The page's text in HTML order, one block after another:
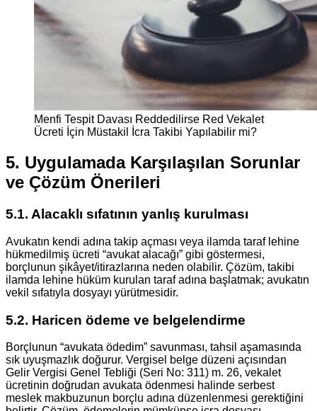
Menfi Tespit Davası Reddedilirse Red Vekalet
Ücreti İçin Müstakil İcra Takibi Yapılabilir mi?
5. Uygulamada Karşılaşılan Sorunlar
ve Çözüm Önerileri
5.1. Alacaklı sıfatının yanlış kurulması
Avukatın kendi adına takip açması veya ilamda taraf lehine
hükmedilmiş ücreti “avukat alacağı” gibi göstermesi,
borçlunun şikâyet/itirazlarına neden olabilir. Çözüm, takibi
ilamda lehine hüküm kurulan taraf adına başlatmak; avukatın
vekil sıfatıyla dosyayı yürütmesidir.
5.2. Haricen ödeme ve belgelendirme
Borçlunun “avukata ödedim” savunması, tahsil aşamasında
sık uyuşmazlık doğurur. Vergisel belge düzeni açısından
Gelir Vergisi Genel Tebliği (Seri No: 311) m. 26, vekalet
ücretinin doğrudan avukata ödenmesi halinde serbest
meslek makbuzunun borçlu adına düzenlenmesi gerektiğini